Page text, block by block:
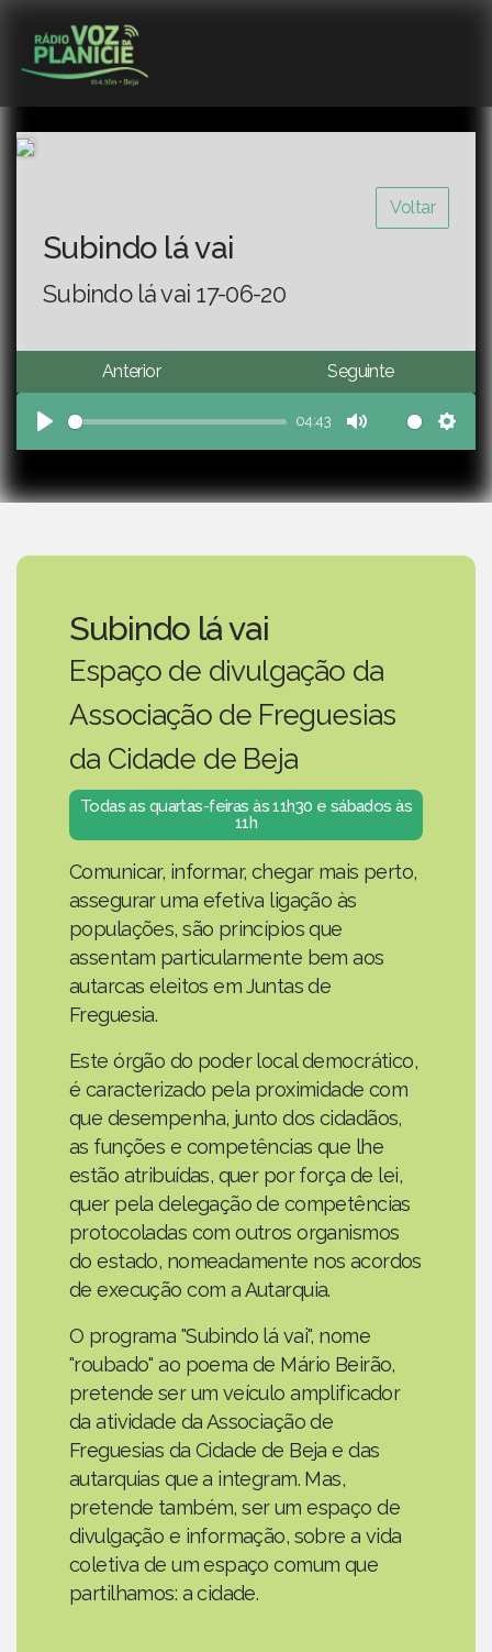
Voltar
Subindo lá vai
Subindo lá vai 17-06-20
Anterior Seguinte
Play
04:43
Mute
Subindo lá vai
Espaço de divulgação da
Associação de Freguesias
da Cidade de Beja
Todas as quartas-feiras às 11h30 e sábados às
11h
Comunicar, informar, chegar mais perto,
assegurar uma efetiva ligação às
populações, são princípios que
assentam particularmente bem aos
autarcas eleitos em Juntas de
Freguesia.
Este órgão do poder local democrático,
é caracterizado pela proximidade com
que desempenha, junto dos cidadãos,
as funções e competências que lhe
estão atribuídas, quer por força de lei,
quer pela delegação de competências
protocoladas com outros organismos
do estado, nomeadamente nos acordos
de execução com a Autarquia.
O programa "Subindo lá vai", nome
"roubado" ao poema de Mário Beirão,
pretende ser um veículo amplificador
da atividade da Associação de
Freguesias da Cidade de Beja e das
autarquias que a integram. Mas,
pretende também, ser um espaço de
divulgação e informação, sobre a vida
coletiva de um espaço comum que
partilhamos: a cidade.